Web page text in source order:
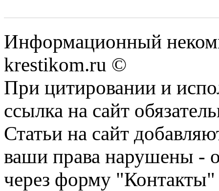
Информационный
krestikom.ru ©
При цитировании и
ссылка на сайт
Статьи на сайт
ваши права нарушены -
через форму "Контакты"